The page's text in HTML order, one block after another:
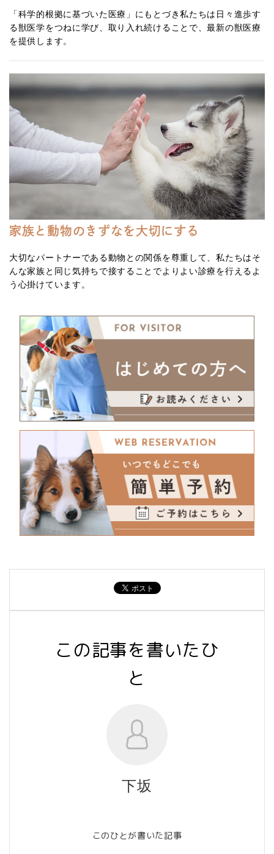
「科学的根拠に基づいた医療」にもとづき私たちは日々進歩す
る獣医学をつねに学び、取り入れ続けることで、最新の獣医療
を提供します。
家族と動物のきずなを大切にする
大切なパートナーである動物との関係を尊重して、私たちはそ
んな家族と同じ気持ちで接することでよりよい診療を行えるよ
う心掛けています。
この記事を書いたひ
と
下坂
このひとが書いた記事